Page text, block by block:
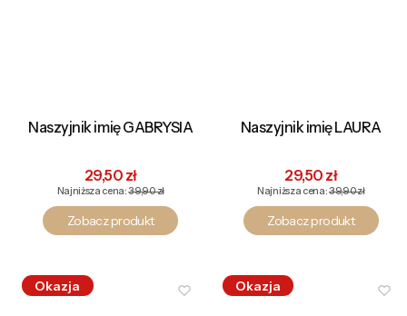
Naszyjnik imię GABRYSIA
Cena promocyjna
29,50 zł
Najniższa cena:39,90 zł
Zobacz produkt
Naszyjnik imię LAURA
Cena promocyjna
29,50 zł
Najniższa cena:39,90 zł
Zobacz produkt
Okazja Okazja